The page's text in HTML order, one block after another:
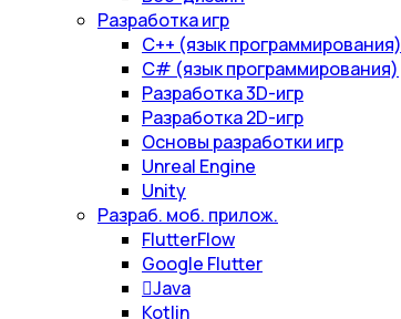
Разработка игр
С++ (язык программирования)
С# (язык программирования)
Разработка 3D-игр
Разработка 2D-игр
Основы разработки игр
Unreal Engine
Unity
Разраб. моб. прилож.
FlutterFlow
Google Flutter
Java
Kotlin